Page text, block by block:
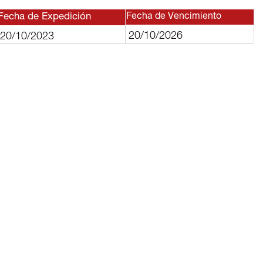
de Expedición
20/10/2023
Fecha de Vencimiento
20/10/2026